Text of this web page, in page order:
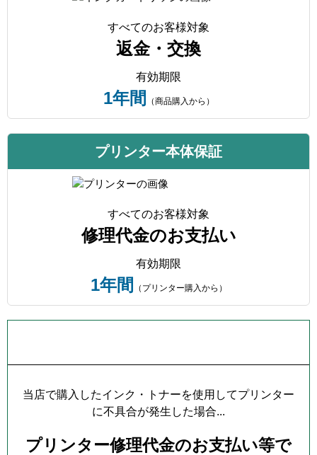
すべてのお客様対象
返金・交換
有効期限
1年間 （商品購入から）
プリンター本体保証
すべてのお客様対象
修理代金のお支払い
有効期限
1年間 （プリンター購入から）
当店で購入したインク・トナーを使用してプリンター
に不具合が発生した場合...
プリンター修理代金のお支払い等で